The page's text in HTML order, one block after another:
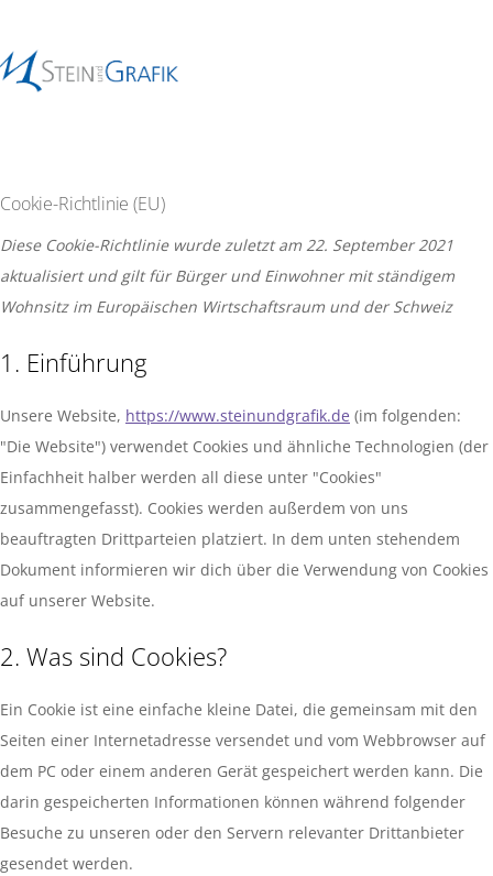
Cookie-Richtlinie (EU)
Diese Cookie-Richtlinie wurde zuletzt am 22. September 2021
aktualisiert und gilt für Bürger und Einwohner mit ständigem
Wohnsitz im Europäischen Wirtschaftsraum und der Schweiz
1. Einführung
Unsere Website, https://www.steinundgrafik.de (im folgenden:
"Die Website") verwendet Cookies und ähnliche Technologien (der
Einfachheit halber werden all diese unter "Cookies"
zusammengefasst). Cookies werden außerdem von uns
beauftragten Drittparteien platziert. In dem unten stehendem
Dokument informieren wir dich über die Verwendung von Cookies
auf unserer Website.
2. Was sind Cookies?
Ein Cookie ist eine einfache kleine Datei, die gemeinsam mit den
Seiten einer Internetadresse versendet und vom Webbrowser auf
dem PC oder einem anderen Gerät gespeichert werden kann. Die
darin gespeicherten Informationen können während folgender
Besuche zu unseren oder den Servern relevanter Drittanbieter
gesendet werden.